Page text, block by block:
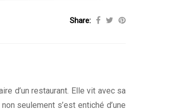
Share:
d’un restaurant. Elle vit avec sa
seulement s’est entiché d’une